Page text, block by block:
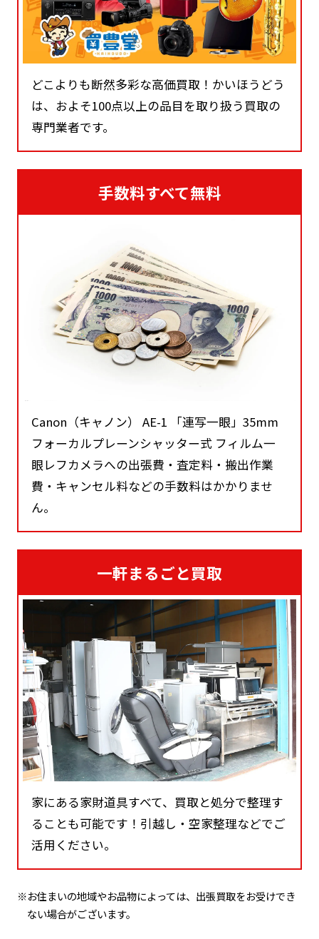
どこよりも断然多彩な高価買取！かいほうどう
は、およそ100点以上の品目を取り扱う買取の
専門業者です。
手数料すべて無料
Canon（キャノン） AE-1 「連写一眼」35mm
フォーカルプレーンシャッター式 フィルム一
眼レフカメラへの出張費・査定料・搬出作業
費・キャンセル料などの手数料はかかりませ
ん。
一軒まるごと買取
家にある家財道具すべて、買取と処分で整理す
ることも可能です！引越し・空家整理などでご
活用ください。
※お住まいの地域やお品物によっては、出張買取をお受けでき
ない場合がございます。